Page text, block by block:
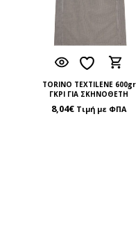
TORINO TEXTILENE 600gr
ΓΚΡΙ ΓΙΑ ΣΚΗΝΟΘΕΤΗ
8,04€ Τιμή με ΦΠΑ